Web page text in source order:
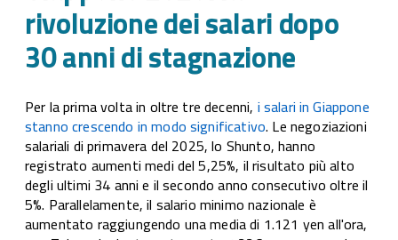
rivoluzione dei salari dopo
30 anni di stagnazione
Per la prima volta in oltre tre decenni, i salari in Giappone
stanno crescendo in modo significativo. Le negoziazioni
salariali di primavera del 2025, lo Shunto, hanno
registrato aumenti medi del 5,25%, il risultato più alto
degli ultimi 34 anni e il secondo anno consecutivo oltre il
5%. Parallelamente, il salario minimo nazionale è
aumentato raggiungendo una media di 1.121 yen all'ora,